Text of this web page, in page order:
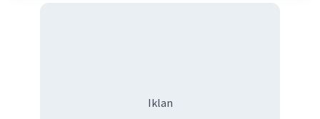
Iklan